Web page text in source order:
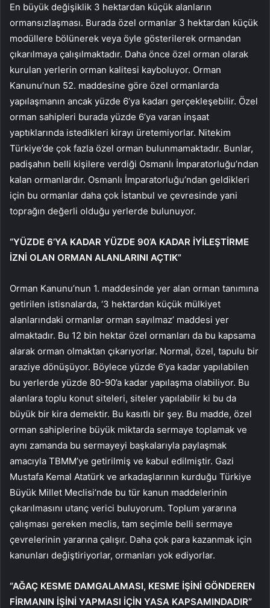
En büyük değişiklik 3 hektardan küçük alanların
ormansızlaşması. Burada özel ormanlar 3 hektardan küçük
modüllere bölünerek veya öyle gösterilerek ormandan
çıkarılmaya çalışılmaktadır. Daha önce özel orman olarak
kurulan yerlerin orman kalitesi kayboluyor. Orman
Kanunu’nun 52. maddesine göre özel ormanlarda
yapılaşmanın ancak yüzde 6’ya kadarı gerçekleşebilir. Özel
orman sahipleri burada yüzde 6’ya varan inşaat
yaptıklarında istedikleri kirayı üretemiyorlar. Nitekim
Türkiye’de çok fazla özel orman bulunmamaktadır. Bunlar,
padişahın belli kişilere verdiği Osmanlı İmparatorluğu’ndan
kalan ormanlardır. Osmanlı İmparatorluğu’ndan geldikleri
için bu ormanlar daha çok İstanbul ve çevresinde yani
toprağın değerli olduğu yerlerde bulunuyor.
“YÜZDE 6’YA KADAR YÜZDE 90’A KADAR İYİLEŞTİRME
İZNİ OLAN ORMAN ALANLARINI AÇTIK”
Orman Kanunu’nun 1. maddesinde yer alan orman tanımına
getirilen istisnalarda, ‘3 hektardan küçük mülkiyet
alanlarındaki ormanlar orman sayılmaz’ maddesi yer
almaktadır. Bu 12 bin hektar özel ormanları da bu kapsama
alarak orman olmaktan çıkarıyorlar. Normal, özel, tapulu bir
araziye dönüşüyor. Böylece yüzde 6’ya kadar yapılabilen
bu yerlerde yüzde 80-90’a kadar yapılaşma olabiliyor. Bu
alanlara toplu konut siteleri, siteler yapılabilir ki bu da
büyük bir kira demektir. Bu kasıtlı bir şey. Bu madde, özel
orman sahiplerine büyük miktarda sermaye toplamak ve
aynı zamanda bu sermayeyi başkalarıyla paylaşmak
amacıyla TBMM’ye getirilmiş ve kabul edilmiştir. Gazi
Mustafa Kemal Atatürk ve arkadaşlarının kurduğu Türkiye
Büyük Millet Meclisi’nde bu tür kanun maddelerinin
çıkarılmasını utanç verici buluyorum. Toplum yararına
çalışması gereken meclis, tam seçimle belli sermaye
çevrelerinin yararına çalışır. Daha çok para kazanmak için
kanunları değiştiriyorlar, ormanları yok ediyorlar.
“AĞAÇ KESME DAMGALAMASI, KESME İŞİNİ GÖNDEREN
FİRMANIN İŞİNİ YAPMASI İÇİN YASA KAPSAMINDADIR”